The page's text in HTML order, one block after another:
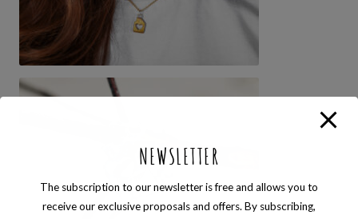
NEWSLETTER
The subscription to our newsletter is free and allows you to
receive our exclusive proposals and offers. By subscribing,